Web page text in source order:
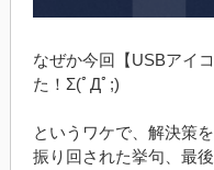
なぜか今回【USBアイ
た！Σ(ﾟДﾟ;)
というワケで、解決策
振り回された挙句、最